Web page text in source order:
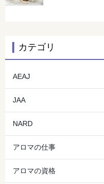
カテゴリ
AEAJ
JAA
NARD
アロマの仕事
アロマの資格